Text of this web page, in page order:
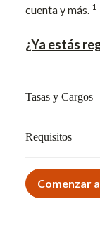
cuenta y más. 1
¿Ya estás
Tasas y Cargos
Requisitos
Comenzar